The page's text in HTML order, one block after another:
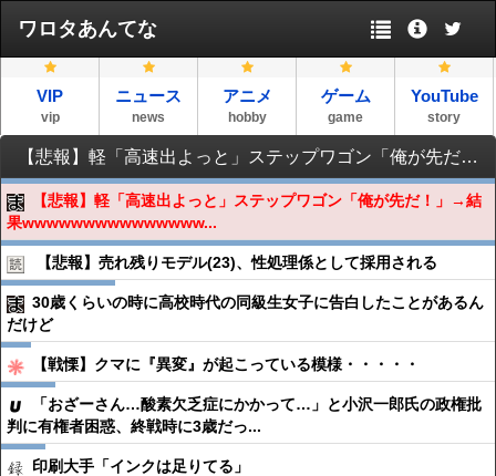
ワロタあんてな
VIP
vip
ニュース
news
アニメ
hobby
ゲーム
game
YouTube
story
【悲報】軽「高速出よっと」ステップワゴン「俺が先だ！」→結果wwwwwwwwwwwwwwwwwwww
【悲報】軽「高速出よっと」ステップワゴン「俺が先だ！」→結
果wwwwwwwwwwwwwww...
【悲報】売れ残りモデル(23)、性処理係として採用される
30歳くらいの時に高校時代の同級生女子に告白したことがあるん
だけど
【戦慄】クマに『異変』が起こっている模様・・・・・
「おざーさん…酸素欠乏症にかかって…」と小沢一郎氏の政権批
判に有権者困惑、終戦時に3歳だっ...
印刷大手「インクは足りてる」